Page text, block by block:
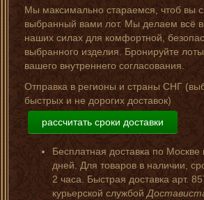
Мы максимально стараемся, чтоб вы
выбранный вами лот. Мы делаем всё
наших силах для комфортной,
выбранного изделия. Бронируйте
вашего внутреннего согласования.
Отправка в регионы и страны СНГ
быстрых и не дорогих доставок)
рассчитать сроки доставки
Бесплатная доставка по Москве
дней. Для товаров в наличии,
2 часа. Быстрая доставка арт.
курьерской службой